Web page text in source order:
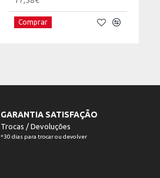
Comprar
GARANTIA SATISFAÇÃO
Trocas / Devoluções
*30 dias para trocar ou devolver